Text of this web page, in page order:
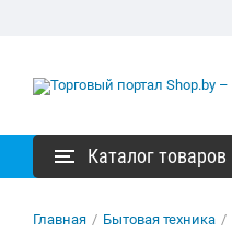
Каталог товаров
Главная / Бытовая техника /